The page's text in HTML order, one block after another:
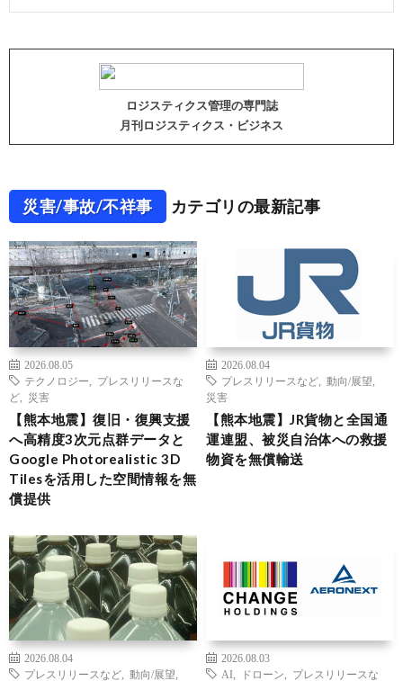
ロジスティクス管理の専門誌
月刊ロジスティクス・ビジネス
災害/事故/不祥事 カテゴリの最新記事
2026.08.05
テクノロジー
プレスリリースな
ど
災害
【熊本地震】復旧・復興支援
へ高精度3次元点群データと
Google Photorealistic 3D
Tilesを活用した空間情報を無
償提供
2026.08.04
プレスリリースなど
動向/展望
災害
【熊本地震】JR貨物と全国通
運連盟、被災自治体への救援
物資を無償輸送
2026.08.04
プレスリリースなど
動向/展望
2026.08.03
AI
ドローン
プレスリリースな